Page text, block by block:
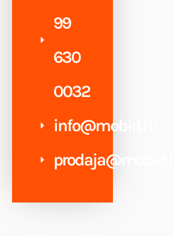
99
630
0032
info@mobiri.hr
prodaja@mobiri.hr